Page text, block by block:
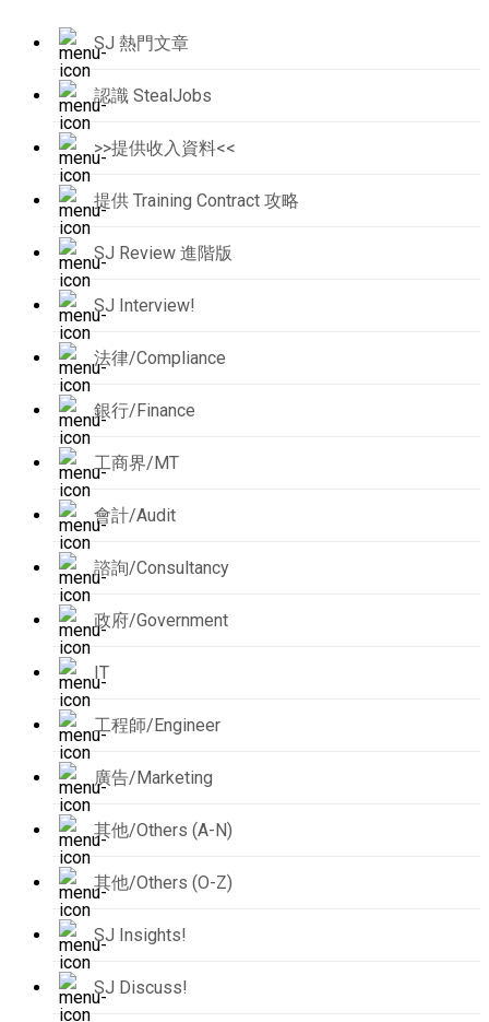
SJ 熱門文章
認識 StealJobs
>>提供收入資料<<
提供 Training Contract 攻略
SJ Review 進階版
SJ Interview!
法律/Compliance
銀行/Finance
工商界/MT
會計/Audit
諮詢/Consultancy
政府/Government
IT
工程師/Engineer
廣告/Marketing
其他/Others (A-N)
其他/Others (O-Z)
SJ Insights!
SJ Discuss!